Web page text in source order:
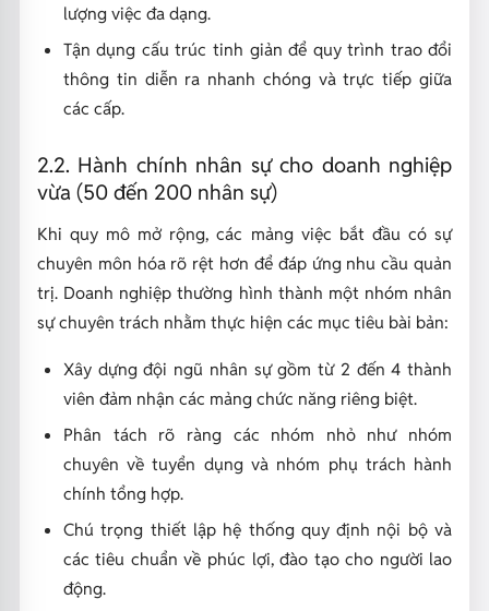
lượng việc đa dạng.
Tận dụng cấu trúc tinh giản để quy trình trao đổi
thông tin diễn ra nhanh chóng và trực tiếp giữa
các cấp.
2.2. Hành chính nhân sự cho doanh nghiệp
vừa (50 đến 200 nhân sự)
Khi quy mô mở rộng, các mảng việc bắt đầu có sự
chuyên môn hóa rõ rệt hơn để đáp ứng nhu cầu quản
trị. Doanh nghiệp thường hình thành một nhóm nhân
sự chuyên trách nhằm thực hiện các mục tiêu bài bản:
Xây dựng đội ngũ nhân sự gồm từ 2 đến 4 thành
viên đảm nhận các mảng chức năng riêng biệt.
Phân tách rõ ràng các nhóm nhỏ như nhóm
chuyên về tuyển dụng và nhóm phụ trách hành
chính tổng hợp.
Chú trọng thiết lập hệ thống quy định nội bộ và
các tiêu chuẩn về phúc lợi, đào tạo cho người lao
động.